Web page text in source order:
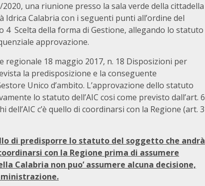
una riunione presso la sala verde della cittadella
Idrica Calabria con i seguenti punti all’ordine del
Scelta della forma di Gestione, allegando lo statuto
approvazione.
regionale 18 maggio 2017, n. 18 Disposizioni per
la predisposizione e la conseguente
Unico d’ambito. L’approvazione dello statuto
lo statuto dell’AIC cosi come previsto dall’art. 6
c’è quello di coordinarsi con la Regione (art. 3
di predisporre lo statuto del soggetto che andrà
con la Regione prima di assumere
Calabria non puo’ assumere alcuna decisione,